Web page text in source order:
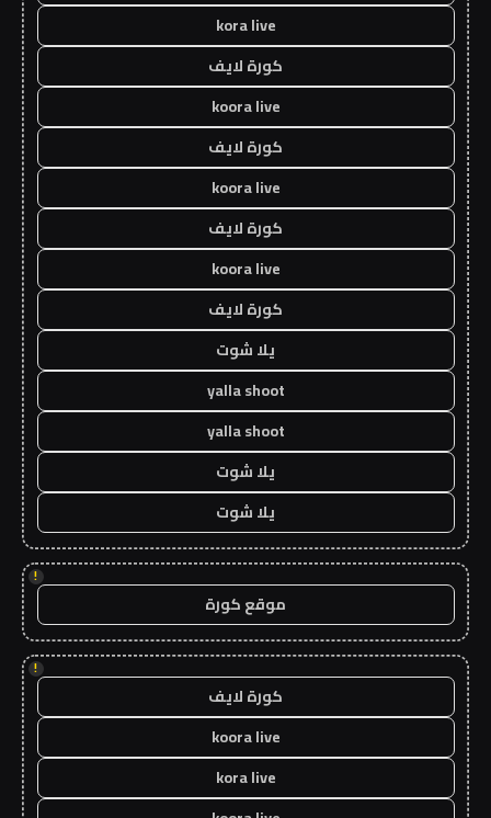
kora live
كورة لايف
koora live
كورة لايف
koora live
كورة لايف
koora live
كورة لايف
يلا شوت
yalla shoot
yalla shoot
يلا شوت
يلا شوت
!
موقع كورة
!
كورة لايف
koora live
kora live